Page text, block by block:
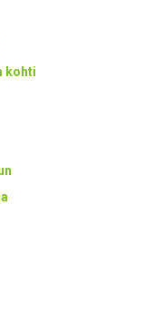
kohti